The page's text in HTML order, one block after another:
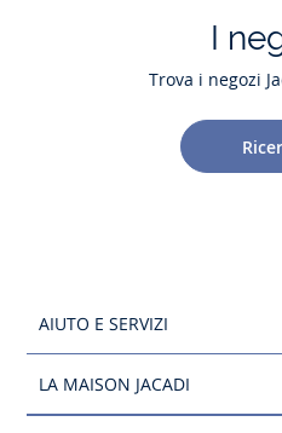
I
Trova i negozi
AIUTO E SERVIZI
LA MAISON JACADI